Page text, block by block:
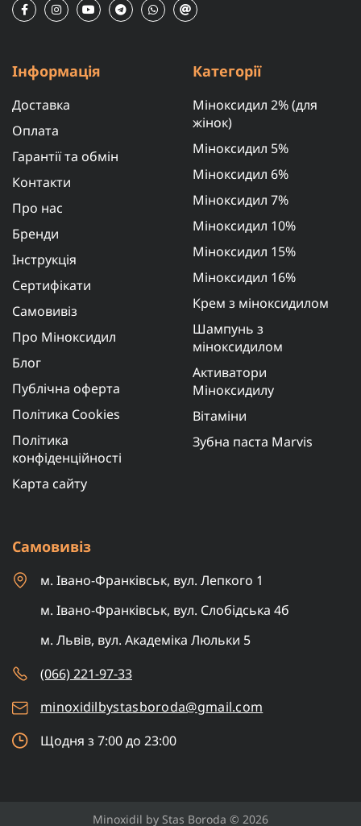
Інформація
Доставка
Оплата
Гарантії та обмін
Контакти
Про нас
Бренди
Інструкція
Сертифікати
Самовивіз
Про Міноксидил
Блог
Публічна оферта
Політика Cookies
Політика
конфіденційності
Карта сайту
Категорії
Міноксидил 2% (для
жінок)
Міноксидил 5%
Міноксидил 6%
Міноксидил 7%
Міноксидил 10%
Міноксидил 15%
Міноксидил 16%
Крем з міноксидилом
Шампунь з
міноксидилом
Активатори
Міноксидилу
Вітаміни
Зубна паста Marvis
Самовивіз
м. Івано-Франківськ, вул. Лепкого 1
м. Івано-Франківськ, вул. Слобідська 4б
м. Львів, вул. Академіка Люльки 5
(066) 221-97-33
minoxidilbystasboroda@gmail.com
Щодня з 7:00 до 23:00
Minoxidil by Stas Boroda © 2026